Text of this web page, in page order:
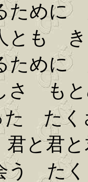
ために
とも
ために
さ も
た たく
と君と
う たく